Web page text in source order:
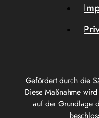
Gefördert durch die
Diese Maßnahme
auf der Grundlage